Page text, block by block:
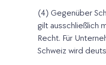
(4) Gegenüber
gilt ausschließlich
Recht. Für
Schweiz wird